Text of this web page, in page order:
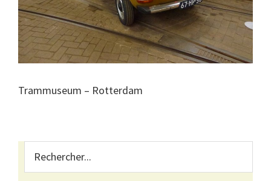
Trammuseum – Rotterdam
Primary
Sidebar